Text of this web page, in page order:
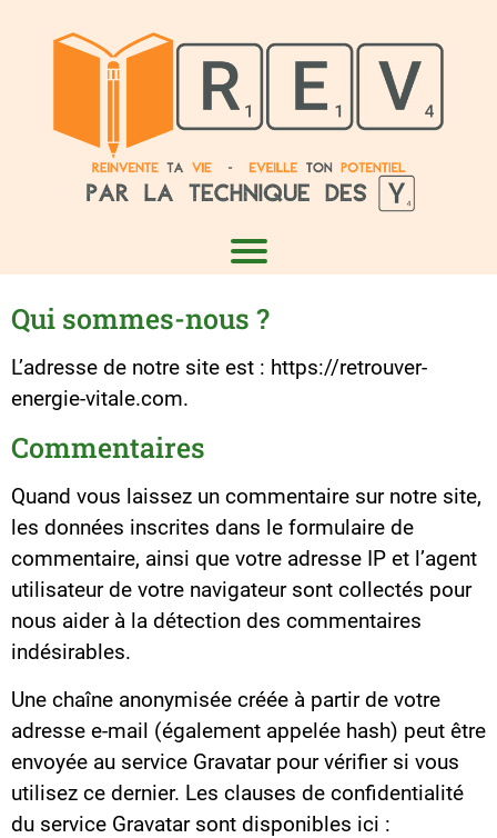
Qui sommes-nous ?
L’adresse de notre site est : https://retrouver-
energie-vitale.com.
Commentaires
Quand vous laissez un commentaire sur notre site,
les données inscrites dans le formulaire de
commentaire, ainsi que votre adresse IP et l’agent
utilisateur de votre navigateur sont collectés pour
nous aider à la détection des commentaires
indésirables.
Une chaîne anonymisée créée à partir de votre
adresse e-mail (également appelée hash) peut être
envoyée au service Gravatar pour vérifier si vous
utilisez ce dernier. Les clauses de confidentialité
du service Gravatar sont disponibles ici :